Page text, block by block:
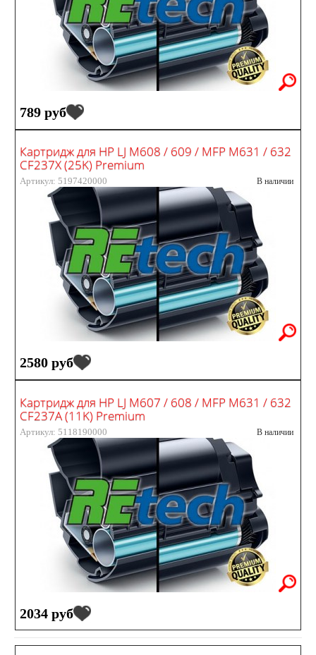
789 руб
Картридж для HP LJ M608 / 609 / MFP M631 / 632
CF237X (25K) Premium
Артикул: 5197420000 В наличии
2580 руб
Картридж для HP LJ M607 / 608 / MFP M631 / 632
CF237A (11K) Premium
Артикул: 5118190000 В наличии
2034 руб